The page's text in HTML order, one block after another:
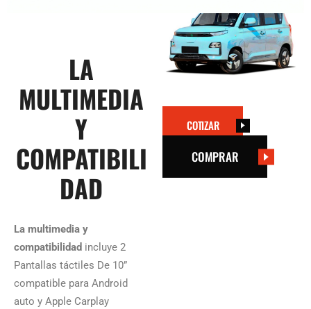
LA
MULTIMEDIA
Y
COMPATIBILI
DAD
La multimedia y
compatibilidad incluye 2
Pantallas táctiles De 10”
compatible para Android
auto y Apple Carplay
COTIZAR
COMPRAR